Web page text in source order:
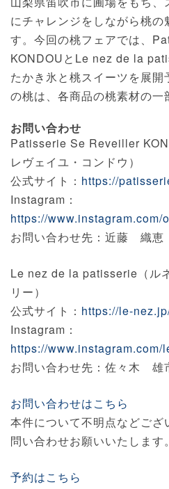
にチャレンジをしながら桃
す。今回の桃フェアでは、
KONDOUとLe nez de la
たかき氷と桃スイーツを展
の桃は、各商品の桃素材の一
お問い合わせ
Patisserie Se Reveiller
レヴェイユ・コンドウ）
公式サイト： https://
Instagram：
https://www.instagram.com/
お問い合わせ先：近藤 織恵
Le nez de la patisserie（ル
リー）
公式サイト： https://le-
Instagram：
https://
お問い合わせ先：佐々木 雄
お問い合わせはこちら
本件について不明点などご
問い合わせお願いいたします。
予約はこちら